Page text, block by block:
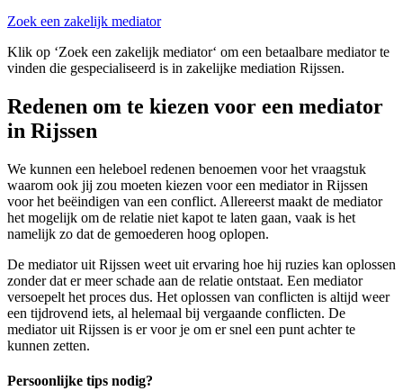
Zoek een zakelijk mediator
Klik op ‘Zoek een zakelijk mediator‘ om een betaalbare mediator te
vinden die gespecialiseerd is in zakelijke mediation Rijssen.
Redenen om te kiezen voor een mediator
in Rijssen
We kunnen een heleboel redenen benoemen voor het vraagstuk
waarom ook jij zou moeten kiezen voor een mediator in Rijssen
voor het beëindigen van een conflict. Allereerst maakt de mediator
het mogelijk om de relatie niet kapot te laten gaan, vaak is het
namelijk zo dat de gemoederen hoog oplopen.
De mediator uit Rijssen weet uit ervaring hoe hij ruzies kan oplossen
zonder dat er meer schade aan de relatie ontstaat. Een mediator
versoepelt het proces dus. Het oplossen van conflicten is altijd weer
een tijdrovend iets, al helemaal bij vergaande conflicten. De
mediator uit Rijssen is er voor je om er snel een punt achter te
kunnen zetten.
Persoonlijke tips nodig?